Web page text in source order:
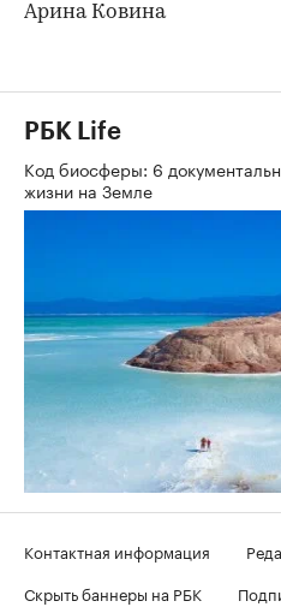
Арина Ковина
РБК Life
Код биосферы: 6
жизни на Земле
Контактная информация
Скрыть баннеры на РБК